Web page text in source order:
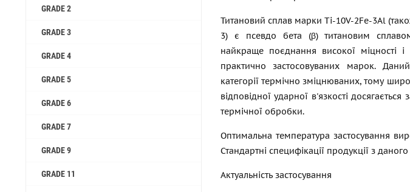
GRADE 2
GRADE 3
GRADE 4
GRADE 5
GRADE 6
GRADE 7
GRADE 9
GRADE 11
Титановий сплав марки Ti-10V-2Fe-3Al
3) є псевдо бета (β) титановим
найкраще поєднання високої міцності і
практично застосовуваних марок.
категорії термічно зміцнюваних, тому
відповідної ударної в'язкості
термічної обробки.
Оптимальна температура застосування
Стандартні специфікації продукції з
Актуальність застосування